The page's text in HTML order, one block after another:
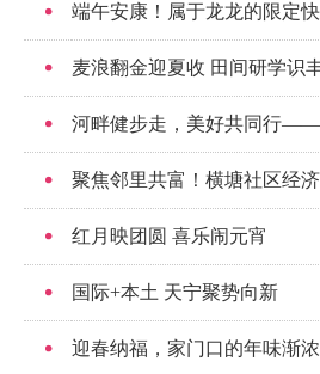
端午安康！属于龙龙的限定
麦浪翻金迎夏收 田间研学识
河畔健步走，美好共同行——
聚焦邻里共富！横塘社区经济
红月映团圆 喜乐闹元宵
国际+本土 天宁聚势向新
迎春纳福，家门口的年味渐浓